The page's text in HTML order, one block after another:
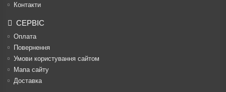
Контакти
СЕРВІС
Оплата
Повернення
Умови користування сайтом
Мапа сайту
Доставка